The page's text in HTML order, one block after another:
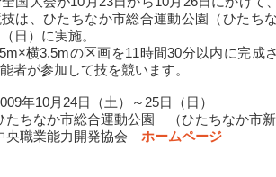
は、ひたちなか市総合運動公園（ひたち
日）に実施。
横3.5mの区画を11時間30分以内に完成
者が参加して技を競います。
年10月24日（土）～25日（日）
ちなか市総合運動公園 （ひたちなか市新
職業能力開発協会 ホームページ